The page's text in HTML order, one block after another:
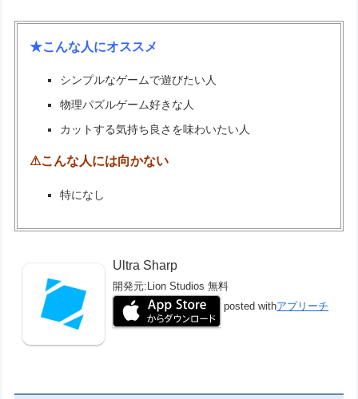
★こんな人にオススメ
シンプルなゲームで遊びたい人
物理パズルゲーム好きな人
カットする気持ち良さを味わいたい人
⚠こんな人には向かない
特になし
Ultra Sharp
開発元:Lion Studios 無料
posted withアプリーチ